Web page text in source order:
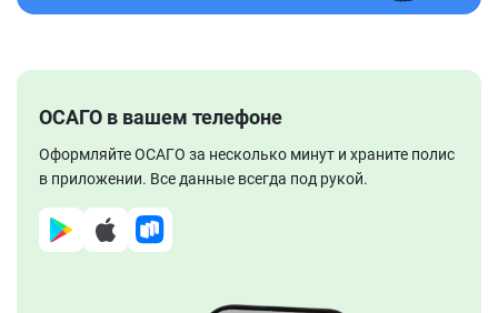
ОСАГО в вашем телефоне
Оформляйте ОСАГО за несколько минут и храните полис
в приложении. Все данные всегда под рукой.